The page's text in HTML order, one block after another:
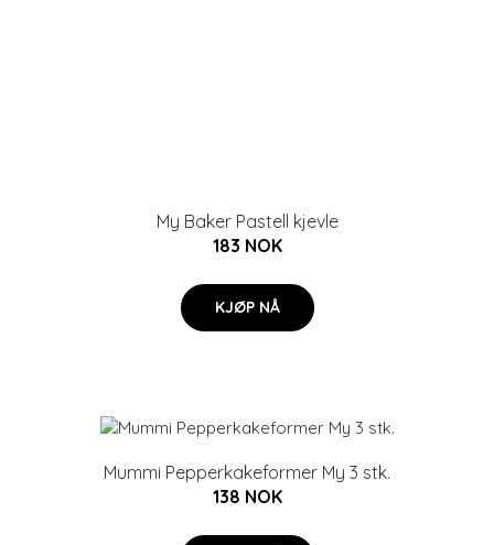
My Baker Pastell kjevle
183 NOK
KJØP NÅ
Mummi Pepperkakeformer My 3 stk.
138 NOK